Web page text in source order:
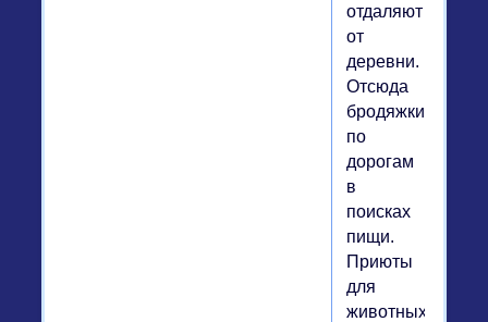
отдаляют
от
деревни.
Отсюда
бродяжки
по
дорогам
в
поисках
пищи.
Приюты
для
животных